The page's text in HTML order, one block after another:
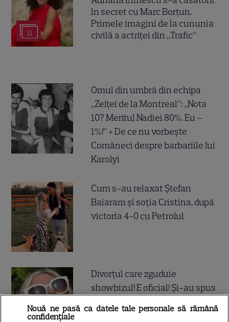
11
în secret cu Marc Borțun.
Primele imagini de la cununia
civilă a actriței din „Trafic”
Omul din umbră din echipa
„Zeiței de la Montreal”: „Nota
10? Meritul Nadiei 80%. Eu –
1%!” + De ce nu vorbește
Comăneci despre barbariile lui
Karolyi
Cum s-au relaxat Ștefan
Baiaram și soția Cristina, după
victoria 4-0 cu Petrolul
Divorțul care zguduie
showbizul! E oficial! Și-au spus
după aproape 20 de ani de
Nouă ne pasă ca datele tale personale să rămână
confidențiale